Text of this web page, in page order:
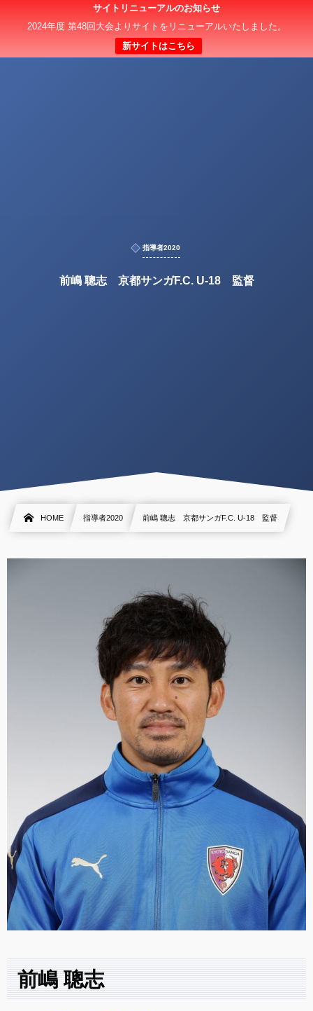
サイトリニューアルのお知らせ
2024年度 第48回大会よりサイトをリニューアルいたしました。
新サイトはこちら
指導者2020
前嶋 聰志 京都サンガF.C. U-18 監督
HOME 指導者2020 前嶋 聰志 京都サンガF.C. U-18 監督
前嶋 聰志